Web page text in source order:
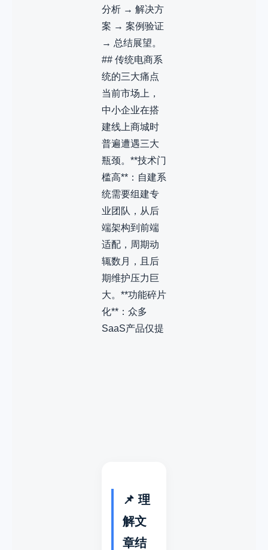
分析 → 解决方
案 → 案例验证
→ 总结展望。
## 传统电商系
统的三大痛点
当前市场上，
中小企业在搭
建线上商城时
普遍遭遇三大
瓶颈。**技术门
槛高**：自建系
统需要组建专
业团队，从后
端架构到前端
适配，周期动
辄数月，且后
期维护压力巨
大。**功能碎片
化**：众多
SaaS产品仅提
📌 理
解文
章结